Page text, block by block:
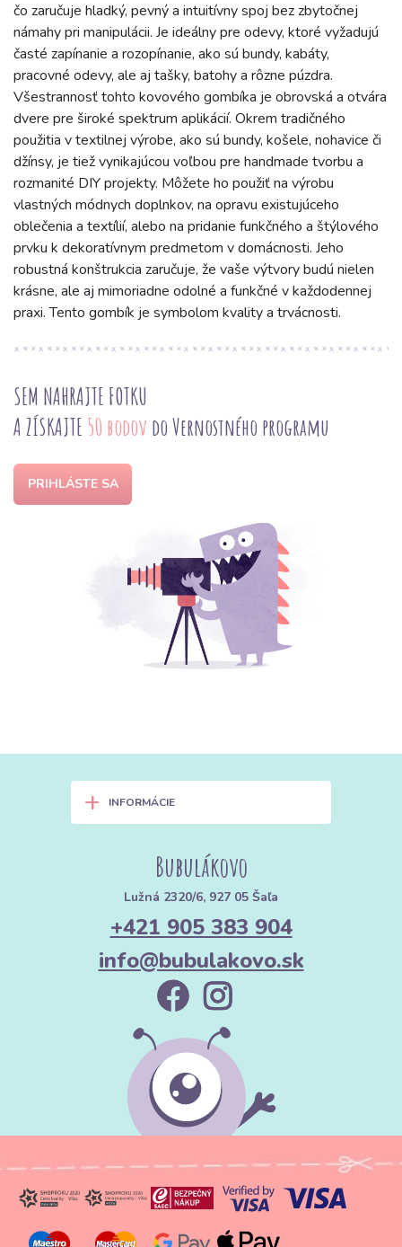
čo zaručuje hladký, pevný a intuitívny spoj bez zbytočnej
námahy pri manipulácii. Je ideálny pre odevy, ktoré vyžadujú
časté zapínanie a rozopínanie, ako sú bundy, kabáty,
pracovné odevy, ale aj tašky, batohy a rôzne púzdra.
Všestrannosť tohto kovového gombíka je obrovská a otvára
dvere pre široké spektrum aplikácií. Okrem tradičného
použitia v textilnej výrobe, ako sú bundy, košele, nohavice či
džínsy, je tiež vynikajúcou voľbou pre handmade tvorbu a
rozmanité DIY projekty. Môžete ho použiť na výrobu
vlastných módnych doplnkov, na opravu existujúceho
oblečenia a textílií, alebo na pridanie funkčného a štýlového
prvku k dekoratívnym predmetom v domácnosti. Jeho
robustná konštrukcia zaručuje, že vaše výtvory budú nielen
krásne, ale aj mimoriadne odolné a funkčné v každodennej
praxi. Tento gombík je symbolom kvality a trvácnosti.
SEM NAHRAJTE FOTKU
A ZÍSKAJTE 50 bodov do Vernostného programu
PRIHLÁSTE SA
+ INFORMÁCIE
Bubulákovo
Lužná 2320/6, 927 05 Šaľa
+421 905 383 904
info@bubulakovo.sk